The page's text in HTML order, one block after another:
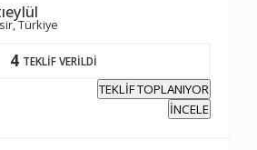
Türkiye
4 TEKLİF VERİLDİ
TEKLİF TOPLANIYOR
İNCELE